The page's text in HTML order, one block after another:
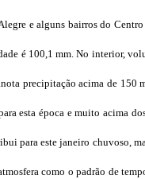
e alguns bairros do
é 100,1 mm. No interior,
precipitação acima de
esta época e muito acima
para este janeiro chuvoso,
como o padrão de